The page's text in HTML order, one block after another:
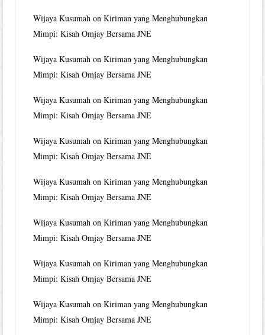
Wijaya Kusumah onKiriman yang Menghubungkan
Mimpi: Kisah Omjay Bersama JNE
Wijaya Kusumah onKiriman yang Menghubungkan
Mimpi: Kisah Omjay Bersama JNE
Wijaya Kusumah onKiriman yang Menghubungkan
Mimpi: Kisah Omjay Bersama JNE
Wijaya Kusumah onKiriman yang Menghubungkan
Mimpi: Kisah Omjay Bersama JNE
Wijaya Kusumah onKiriman yang Menghubungkan
Mimpi: Kisah Omjay Bersama JNE
Wijaya Kusumah onKiriman yang Menghubungkan
Mimpi: Kisah Omjay Bersama JNE
Wijaya Kusumah onKiriman yang Menghubungkan
Mimpi: Kisah Omjay Bersama JNE
Wijaya Kusumah onKiriman yang Menghubungkan
Mimpi: Kisah Omjay Bersama JNE